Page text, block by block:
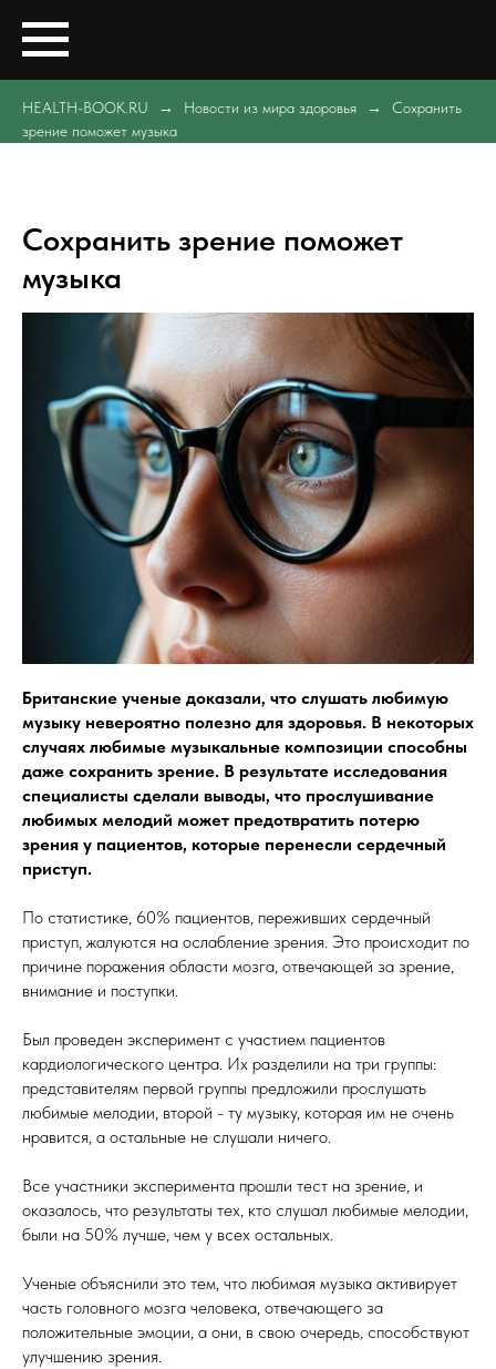
HEALTH-BOOK.RU Новости из мира здоровья
Сохранить
зрение поможет музыка
Сохранить зрение поможет
музыка
Британские ученые доказали, что слушать любимую
музыку невероятно полезно для здоровья. В некоторых
случаях любимые музыкальные композиции способны
даже сохранить зрение. В результате исследования
специалисты сделали выводы, что прослушивание
любимых мелодий может предотвратить потерю
зрения у пациентов, которые перенесли сердечный
приступ.
По статистике, 60% пациентов, переживших сердечный
приступ, жалуются на ослабление зрения. Это происходит по
причине поражения области мозга, отвечающей за зрение,
внимание и поступки.
Был проведен эксперимент с участием пациентов
кардиологического центра. Их разделили на три группы:
представителям первой группы предложили прослушать
любимые мелодии, второй - ту музыку, которая им не очень
нравится, а остальные не слушали ничего.
Все участники эксперимента прошли тест на зрение, и
оказалось, что результаты тех, кто слушал любимые мелодии,
были на 50% лучше, чем у всех остальных.
Ученые объяснили это тем, что любимая музыка активирует
часть головного мозга человека, отвечающего за
положительные эмоции, а они, в свою очередь, способствуют
улучшению зрения.